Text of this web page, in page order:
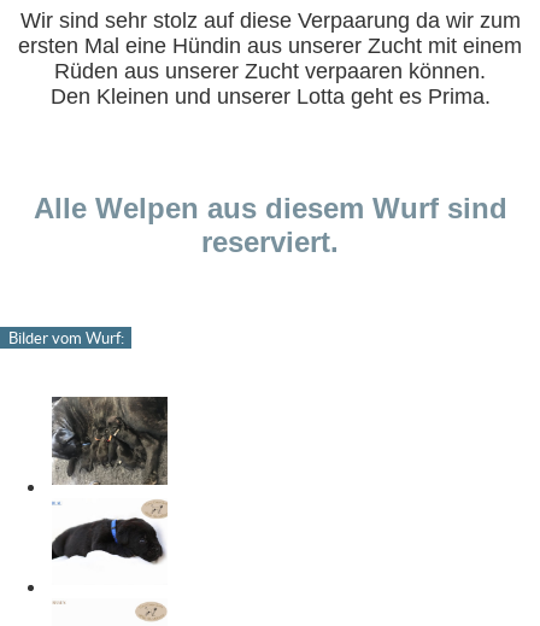
Wir sind sehr stolz auf diese Verpaarung da wir zum
ersten Mal eine Hündin aus unserer Zucht mit einem
Rüden aus unserer Zucht verpaaren können.
Den Kleinen und unserer Lotta geht es Prima.
Alle Welpen aus diesem Wurf sind
reserviert.
Bilder vom Wurf: